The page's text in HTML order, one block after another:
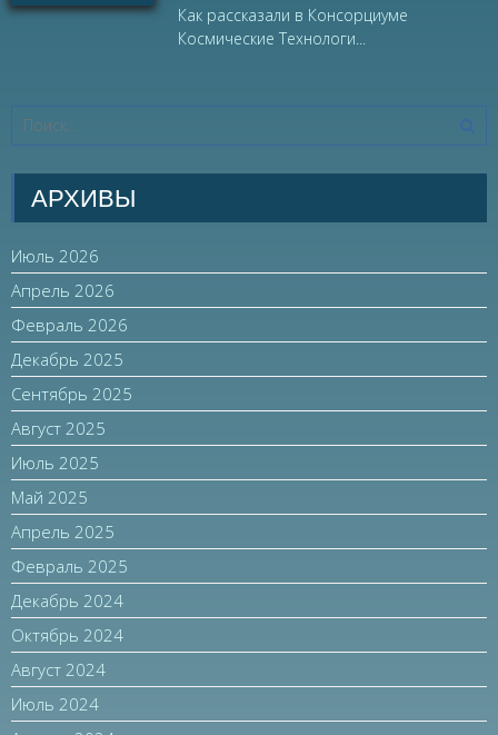
Как рассказали в Консорциуме
Космические Технологи...
АРХИВЫ
Июль 2026
Апрель 2026
Февраль 2026
Декабрь 2025
Сентябрь 2025
Август 2025
Июль 2025
Май 2025
Апрель 2025
Февраль 2025
Декабрь 2024
Октябрь 2024
Август 2024
Июль 2024